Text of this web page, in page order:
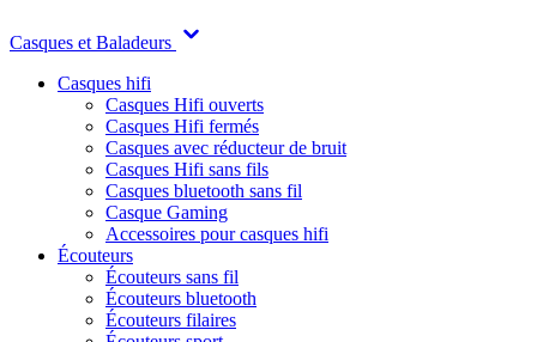
Casques et Baladeurs
Casques hifi
Casques Hifi ouverts
Casques Hifi fermés
Casques avec réducteur de bruit
Casques Hifi sans fils
Casques bluetooth sans fil
Casque Gaming
Accessoires pour casques hifi
Écouteurs
Écouteurs sans fil
Écouteurs bluetooth
Écouteurs filaires